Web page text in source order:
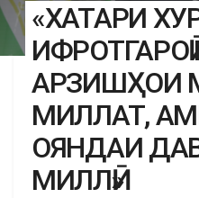
«ХАТАРИ
ИФРОТГАРОӢ
АРЗИШҲОИ
МИЛЛАТ,
ОЯНДАИ
МИЛЛӢ»